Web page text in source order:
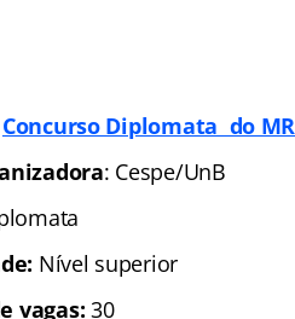
Concurso Diplomata do
: Cespe/UnB
Nível superior
vagas:30